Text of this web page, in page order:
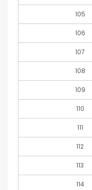
105
106
107
108
109
110
111
112
113
114